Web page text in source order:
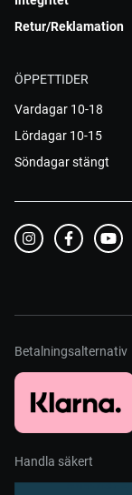
Retur/Reklamation
ÖPPETTIDER
Vardagar 10-18
Lördagar 10-15
Söndagar stängt
Betalningsalternativ
Handla säkert